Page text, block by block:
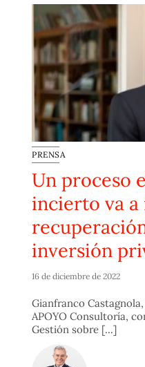
PRENSA
Un proceso
incierto va
inversión
16 de diciembre de 2022
Gianfranco
APOYO Consultoría,
Gestión sobre [...]